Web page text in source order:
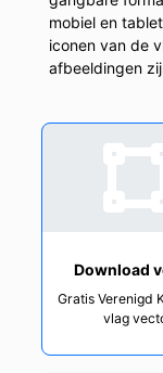
mobiel en
iconen van de
afbeeldingen
Download
Gratis Verenigd
vlag